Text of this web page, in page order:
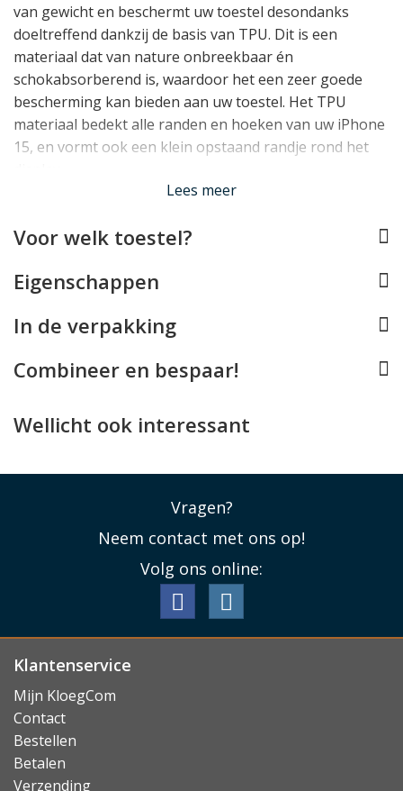
van gewicht en beschermt uw toestel desondanks
doeltreffend dankzij de basis van TPU. Dit is een
materiaal dat van nature onbreekbaar én
schokabsorberend is, waardoor het een zeer goede
bescherming kan bieden aan uw toestel. Het TPU
materiaal bedekt alle randen en hoeken van uw iPhone
15, en vormt ook een klein opstaand randje rond het
De Guess case werd speciaal ontworpen voor de
kunt u blijven gebruiken, de USB-C aansluiting blijft vrij
de case te gebruiken met draadloos laden, al is de het
Lees minder
Lees meer
Voor welk toestel?
Eigenschappen
In de verpakking
Combineer en bespaar!
Wellicht ook interessant
Vragen?
Neem contact met ons op!
Volg ons online:
Klantenservice
Mijn KloegCom
Contact
Bestellen
Betalen
Verzending